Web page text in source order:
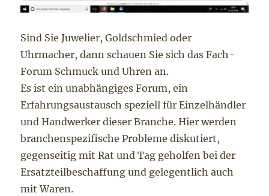
Sind Sie Juwelier, Goldschmied oder
Uhrmacher, dann schauen Sie sich das Fach-
Forum Schmuck und Uhren an.
Es ist ein unabhängiges Forum, ein
Erfahrungsaustausch speziell für Einzelhändler
und Handwerker dieser Branche. Hier werden
branchenspezifische Probleme diskutiert,
gegenseitig mit Rat und Tag geholfen bei der
Ersatzteilbeschaffung und gelegentlich auch
mit Waren.